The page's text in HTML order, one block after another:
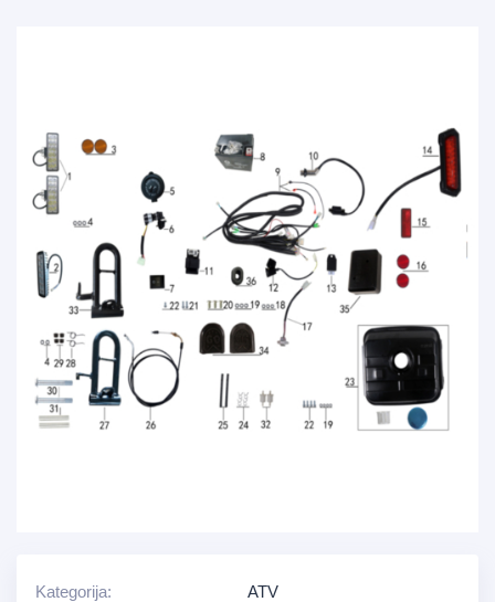
Kategorija: ATV